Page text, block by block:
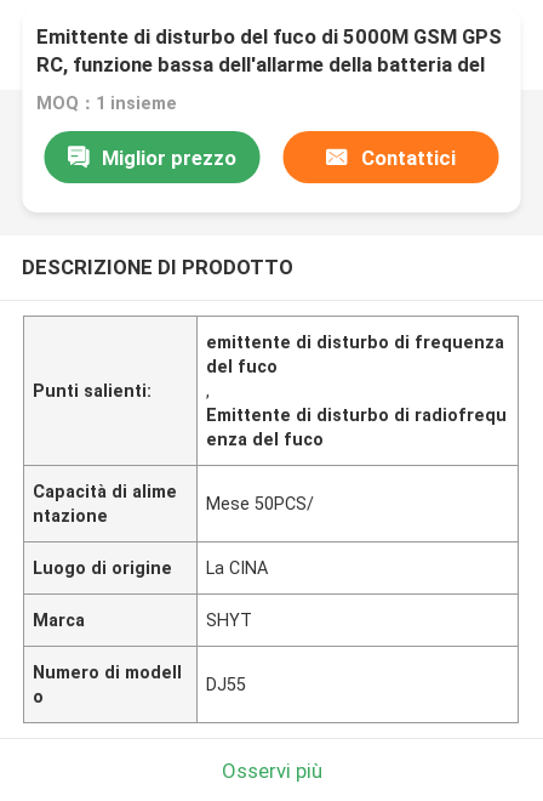
Emittente di disturbo del fuco di 5000M GSM GPS
RC, funzione bassa dell'allarme della batteria del
rimescolatore del segnale del fuco
MOQ：1 insieme
Miglior prezzo Contattici
DESCRIZIONE DI PRODOTTO
Punti salienti:
emittente di disturbo di frequenza
del fuco
,
Emittente di disturbo di radiofrequ
enza del fuco
Capacità di alime
ntazione
Mese 50PCS/
Luogo di origine La CINA
Marca SHYT
Numero di modell
o
DJ55
Osservi più